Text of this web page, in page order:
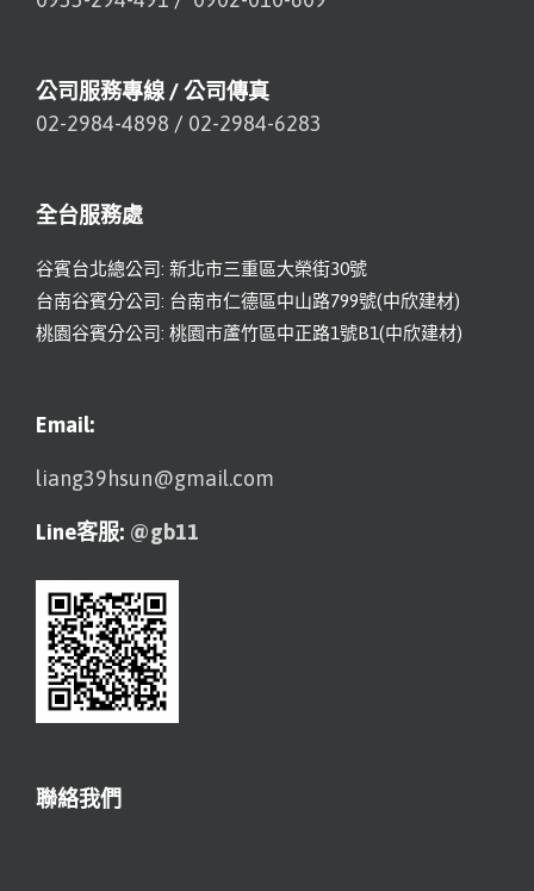
公司服務專線 / 公司傳真
02-2984-4898 / 02-2984-6283
全台服務處
谷賓台北總公司: 新北市三重區大榮街30號
台南谷賓分公司: 台南市仁德區中山路799號(中欣建材)
桃園谷賓分公司: 桃園市蘆竹區中正路1號B1(中欣建材)
Email:
liang39hsun@gmail.com
Line客服: @gb11
聯絡我們